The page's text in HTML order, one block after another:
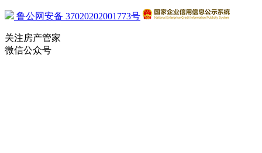
鲁公网安备 37020202001773号
关注房产管家
微信公众号